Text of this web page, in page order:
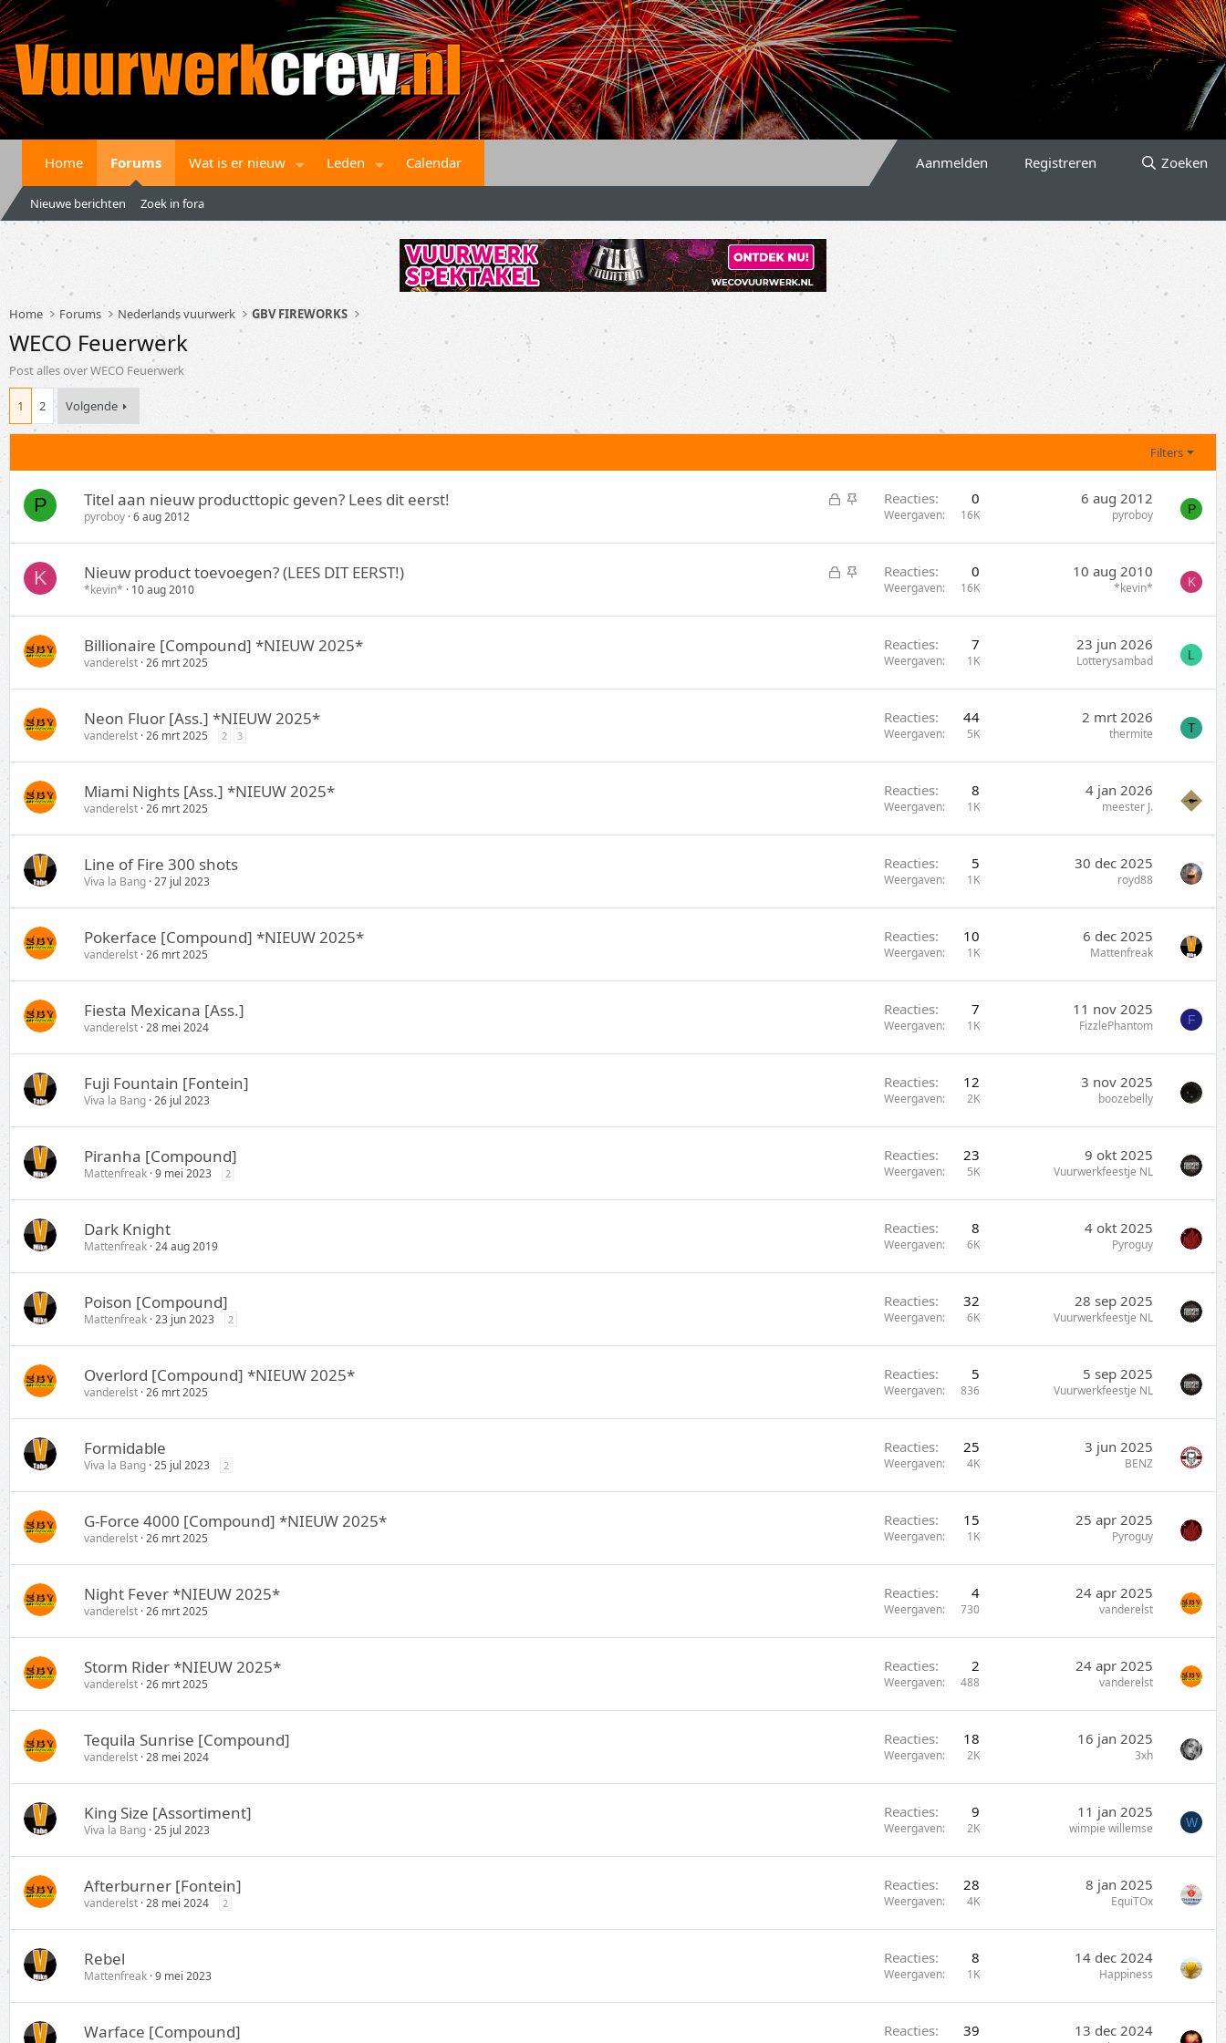
Home Forums Wat is er nieuw Leden Calendar Aanmelden Registreren Zoeken
Nieuwe berichten Zoek in fora
Home Forums Nederlands vuurwerk GBV FIREWORKS
WECO Feuerwerk
Post alles over WECO Feuerwerk
1 2 Volgende
Filters
P
G
o
e
S
k
Titel aan nieuw producttopic geven? Lees dit eerst!
pyroboy 6 aug 2012
Reacties 0
Weergaven 16K
6 aug 2012
pyroboy P
K
G
e
S
Nieuw product toevoegen? (LEES DIT EERST!)
*kevin* 10 aug 2010
Reacties 0
Weergaven 16K
10 aug 2010
*kevin* K
Billionaire [Compound] *NIEUW 2025*
vanderelst 26 mrt 2025
Reacties 7
Weergaven 1K
23 jun 2026
Lotterysambad L
Neon Fluor [Ass.] *NIEUW 2025*
vanderelst 26 mrt 2025 2 3
Reacties 44
Weergaven 5K
2 mrt 2026
thermite T
Miami Nights [Ass.] *NIEUW 2025*
vanderelst 26 mrt 2025
Reacties 8
Weergaven 1K
4 jan 2026
meester J.
Line of Fire 300 shots
Viva la Bang 27 jul 2023
Reacties 5
Weergaven 1K
30 dec 2025
royd88
Pokerface [Compound] *NIEUW 2025*
vanderelst 26 mrt 2025
Reacties 10
Weergaven 1K
6 dec 2025
Mattenfreak
Fiesta Mexicana [Ass.]
vanderelst 28 mei 2024
Reacties 7
Weergaven 1K
11 nov 2025
FizzlePhantom F
Fuji Fountain [Fontein]
Viva la Bang 26 jul 2023
Reacties 12
Weergaven 2K
3 nov 2025
boozebelly
Piranha [Compound]
Mattenfreak 9 mei 2023 2
Reacties 23
Weergaven 5K
9 okt 2025
Vuurwerkfeestje NL
Dark Knight
Mattenfreak 24 aug 2019
Reacties 8
Weergaven 6K
4 okt 2025
Pyroguy
Poison [Compound]
Mattenfreak 23 jun 2023 2
Reacties 32
Weergaven 6K
28 sep 2025
Vuurwerkfeestje NL
Overlord [Compound] *NIEUW 2025*
vanderelst 26 mrt 2025
Reacties 5
Weergaven 836
5 sep 2025
Vuurwerkfeestje NL
Formidable
Viva la Bang 25 jul 2023 2
Reacties 25
Weergaven 4K
3 jun 2025
BENZ
G-Force 4000 [Compound] *NIEUW 2025*
vanderelst 26 mrt 2025
Reacties 15
Weergaven 1K
25 apr 2025
Pyroguy
Night Fever *NIEUW 2025*
vanderelst 26 mrt 2025
Reacties 4
Weergaven 730
24 apr 2025
vanderelst
Storm Rider *NIEUW 2025*
vanderelst 26 mrt 2025
Reacties 2
Weergaven 488
24 apr 2025
vanderelst
Tequila Sunrise [Compound]
vanderelst 28 mei 2024
Reacties 18
Weergaven 2K
16 jan 2025
3xh
King Size [Assortiment]
Viva la Bang 25 jul 2023
Reacties 9
Weergaven 2K
11 jan 2025
wimpie willemse W
Afterburner [Fontein]
vanderelst 28 mei 2024 2
Reacties 28
Weergaven 4K
8 jan 2025
EquiTOx
Rebel
Mattenfreak 9 mei 2023
Reacties 8
Weergaven 1K
14 dec 2024
Happiness
Warface [Compound] Reacties 39 13 dec 2024